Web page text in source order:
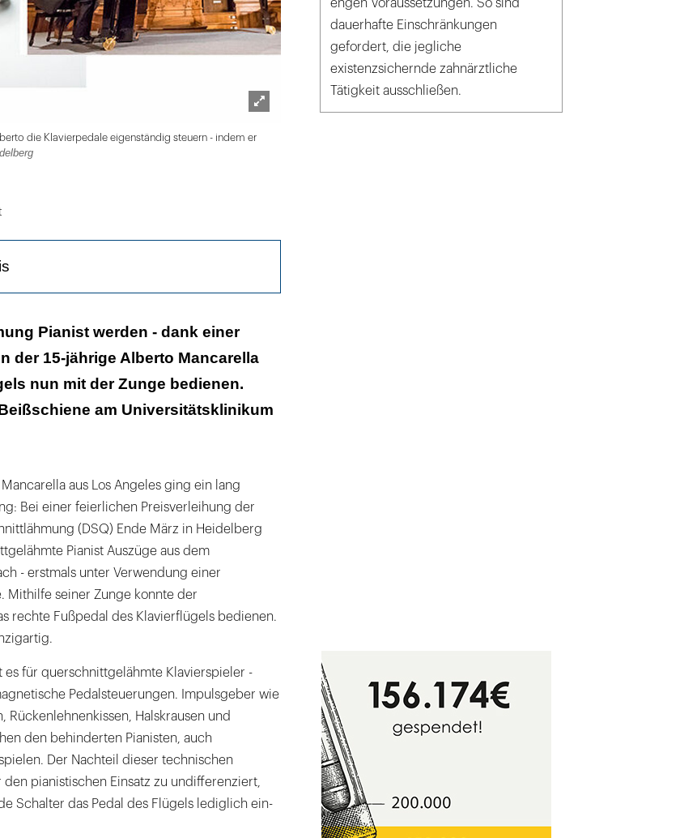
öffnen
die Klavierpedale eigenständig steuern - indem er
der Zunge bedienen
Pianist werden
pedalnotierter Partituren
denkbar
Pianist werden - dank einer
der 15-jährige Alberto Mancarella
nun mit der Zunge bedienen.
am Universitätsklinikum
aus Los Angeles ging ein lang
Bei einer feierlichen Preisverleihung der
(DSQ) Ende März in Heidelberg
Pianist Auszüge aus dem
- erstmals unter Verwendung einer
Mithilfe seiner Zunge konnte der
rechte Fußpedal des Klavierflügels bedienen.
es für querschnittgelähmte Klavierspieler -
Pedalsteuerungen. Impulsgeber wie
Rückenlehnenkissen, Halskrausen und
den behinderten Pianisten, auch
Der Nachteil dieser technischen
den pianistischen Einsatz zu undifferenziert,
Schalter das Pedal des Flügels lediglich ein-
engen Voraussetzungen. So sind
dauerhafte Einschränkungen
gefordert, die jegliche
existenzsichernde zahnärztliche
Tätigkeit ausschließen.